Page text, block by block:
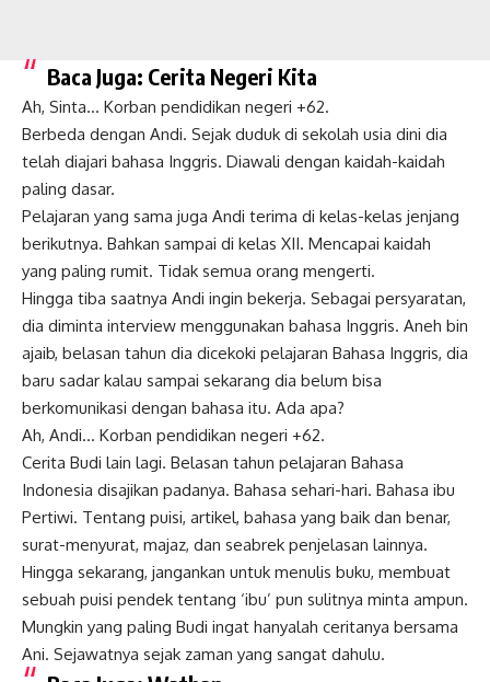
Baca Juga: Cerita Negeri Kita
Ah, Sinta… Korban pendidikan negeri +62.
Berbeda dengan Andi. Sejak duduk di sekolah usia dini dia
telah diajari bahasa Inggris. Diawali dengan kaidah-kaidah
paling dasar.
Pelajaran yang sama juga Andi terima di kelas-kelas jenjang
berikutnya. Bahkan sampai di kelas XII. Mencapai kaidah
yang paling rumit. Tidak semua orang mengerti.
Hingga tiba saatnya Andi ingin bekerja. Sebagai persyaratan,
dia diminta interview menggunakan bahasa Inggris. Aneh bin
ajaib, belasan tahun dia dicekoki pelajaran Bahasa Inggris, dia
baru sadar kalau sampai sekarang dia belum bisa
berkomunikasi dengan bahasa itu. Ada apa?
Ah, Andi… Korban pendidikan negeri +62.
Cerita Budi lain lagi. Belasan tahun pelajaran Bahasa
Indonesia disajikan padanya. Bahasa sehari-hari. Bahasa ibu
Pertiwi. Tentang puisi, artikel, bahasa yang baik dan benar,
surat-menyurat, majaz, dan seabrek penjelasan lainnya.
Hingga sekarang, jangankan untuk menulis buku, membuat
sebuah puisi pendek tentang ‘ibu’ pun sulitnya minta ampun.
Mungkin yang paling Budi ingat hanyalah ceritanya bersama
Ani. Sejawatnya sejak zaman yang sangat dahulu.